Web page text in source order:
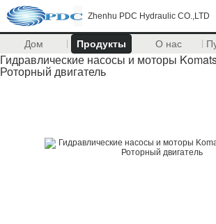
Zhenhu PDC Hydraulic CO.,LTD
Дом Продукты О нас
Гидравлические насосы и моторы
Роторный двигатель